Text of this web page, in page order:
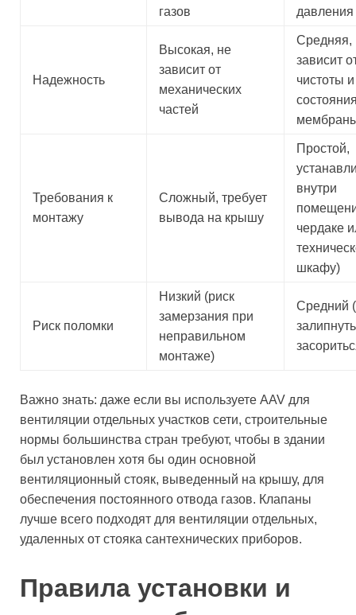
газов
давления
Надежность
Высокая, не
зависит от
механических
частей
Средняя,
зависит
чистоты и
Требования к
монтажу
Сложный, требует
вывода на крышу
Простой,
внутри
чердаке
шкафу)
Риск поломки
Низкий (риск
замерзания при
неправильном
монтаже)
Средний
Важно знать: даже если вы используете AAV для
вентиляции отдельных участков сети, строительные
нормы большинства стран требуют, чтобы в здании
был установлен хотя бы один основной
вентиляционный стояк, выведенный на крышу, для
обеспечения постоянного отвода газов. Клапаны
лучше всего подходят для вентиляции отдельных,
удаленных от стояка сантехнических приборов.
Правила установки и